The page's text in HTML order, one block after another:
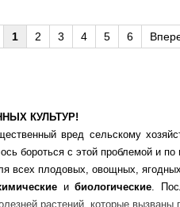
КУЛЬТУР!
вред сельскому
бороться с этой проблемой и
всех плодовых, овощных, ягодных
ибиологические.
растений, которые
1 2 3 4 5 6